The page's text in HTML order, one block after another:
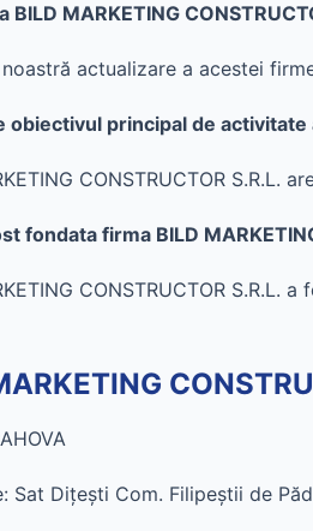
BILD MARKETING
actualizare a acestei
obiectivul principal de activitate
CONSTRUCTOR
fondata firma BILD
CONSTRUCTOR S.R.L.
Sat Diţeşti Com. Filipeştii de